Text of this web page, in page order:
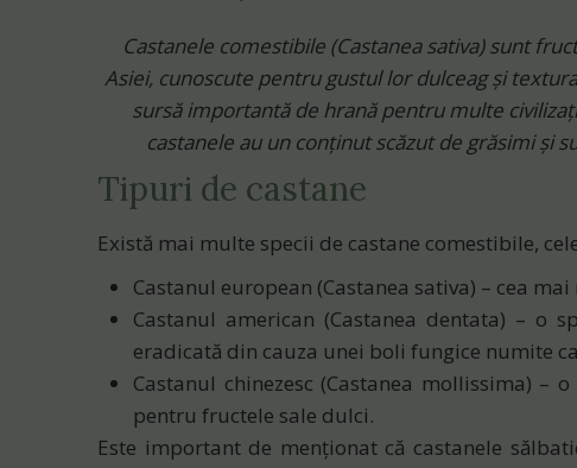
Castanele comestibile(Castanea sativa) sunt
Asiei, cunoscute pentru gustul lor dulceag și
sursă importantă de hrană pentru multe
castanele au un conținut scăzut de grăsimi și
Tipuri de castane
Există mai multe specii de castane comestibile,
Castanul european (Castanea sativa) – cea
Castanul american (Castanea dentata) – o
eradicată din cauza unei boli fungice numite
Castanul chinezesc (Castanea mollissima) – o
pentru fructele sale dulci.
Este important de menționat că castanele